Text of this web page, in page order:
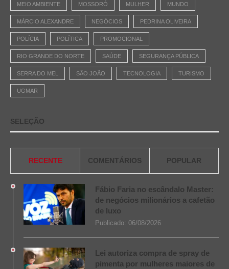
MEIO AMBIENTE MOSSORÓ MULHER MUNDO
MÁRCIO ALEXANDRE NEGÓCIOS PEDRINA OLIVEIRA
POLÍCIA POLÍTICA PROMOCIONAL
RIO GRANDE DO NORTE SAÚDE SEGURANÇA PÚBLICA
SERRA DO MEL SÃO JOÃO TECNOLOGIA TURISMO
UGMAR
SELEÇÃO
RECENTE COMENTÁRIOS POPULAR
Fábio Faria no escândalo Master:
de negócios milionários a cafetão
de luxo
Publicado: 06/08/2026
Lei autoriza compra de spray de
pimenta por mulheres maiores de